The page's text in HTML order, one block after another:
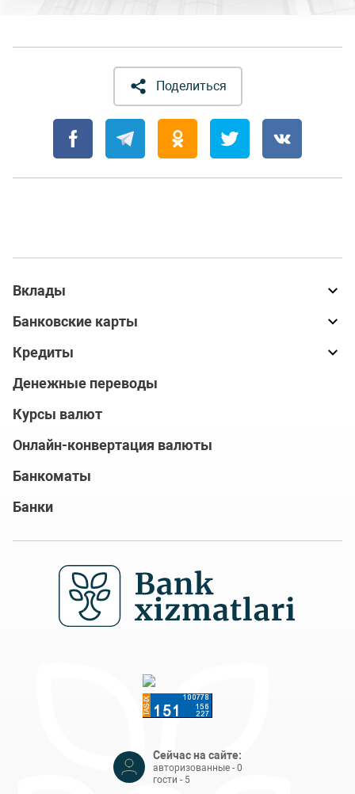
Поделиться
Вклады
Банковские карты
Кредиты
Денежные переводы
Курсы валют
Онлайн-конвертация валюты
Банкоматы
Банки
Сейчас на сайте:
авторизованные - 0
гости - 5